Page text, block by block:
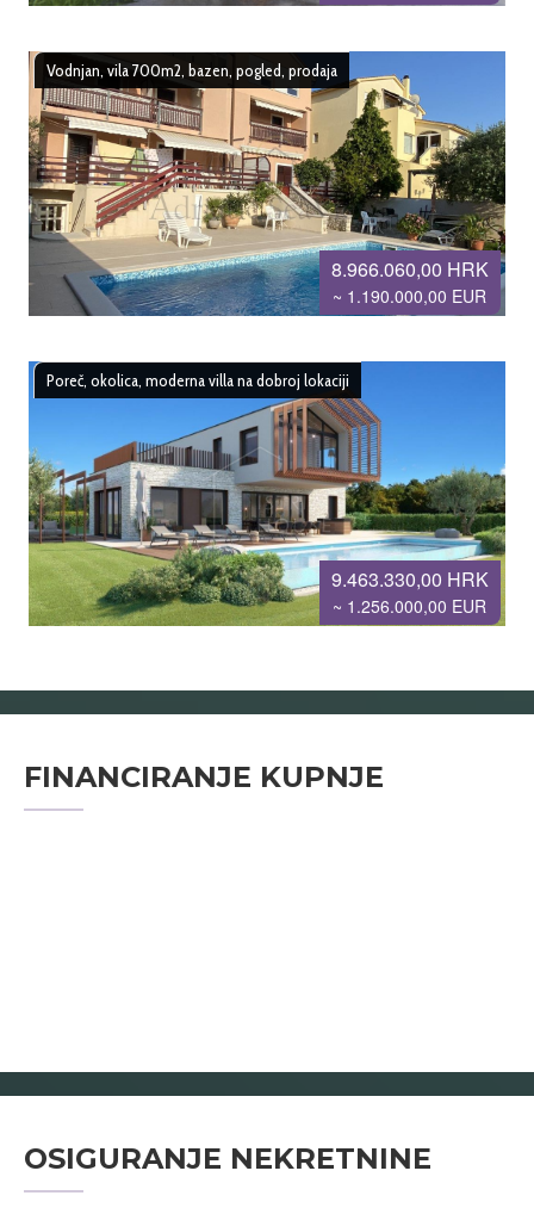
8.966.060,00 HRK
~ 1.190.000,00 EUR
Vodnjan, vila 700m2, bazen, pogled, prodaja
9.463.330,00 HRK
~ 1.256.000,00 EUR
Poreč, okolica, moderna villa na dobroj lokaciji
FINANCIRANJE KUPNJE
OSIGURANJE NEKRETNINE